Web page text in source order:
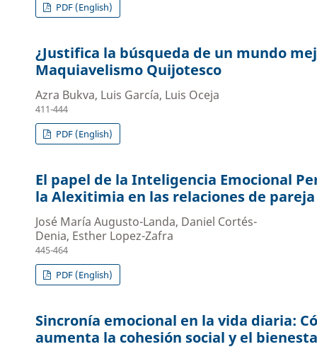
PDF (English)
¿Justifica la búsqueda de un mundo
Maquiavelismo Quijotesco
Azra Bukva, Luis García, Luis Oceja
411-444
PDF (English)
El papel de la Inteligencia Emocional
la Alexitimia en las relaciones de pareja
José María Augusto-Landa, Daniel Cortés-
Denia, Esther Lopez-Zafra
445-464
PDF (English)
Sincronía emocional en la vida diaria:
aumenta la cohesión social y el